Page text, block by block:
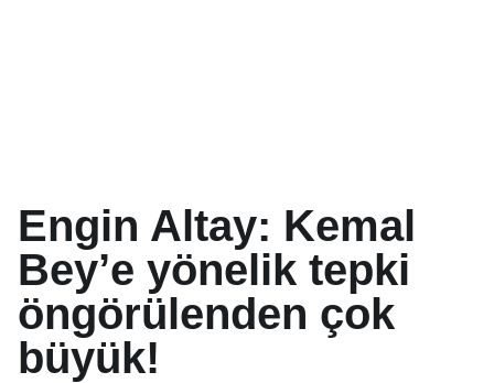
Engin Altay: Kemal
Bey’e yönelik tepki
öngörülenden çok
büyük!